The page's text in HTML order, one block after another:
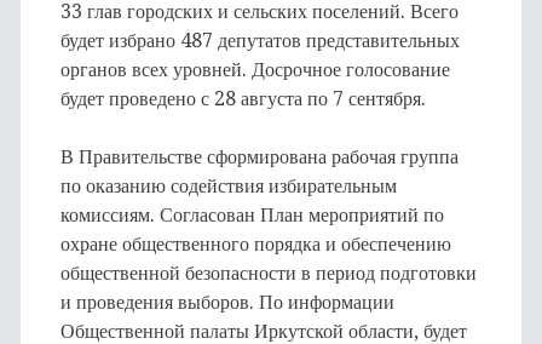
33 глав городских и сельских поселений. Всего
будет избрано 487 депутатов представительных
органов всех уровней. Досрочное голосование
будет проведено с 28 августа по 7 сентября.
В Правительстве сформирована рабочая группа
по оказанию содействия избирательным
комиссиям. Согласован План мероприятий по
охране общественного порядка и обеспечению
общественной безопасности в период подготовки
и проведения выборов. По информации
Общественной палаты Иркутской области, будет